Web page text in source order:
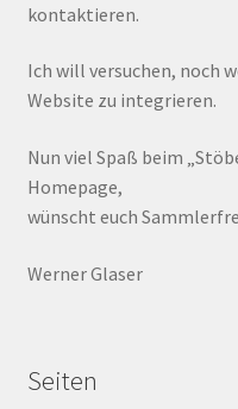
kontaktieren.
Ich will versuchen, noch
Website zu integrieren.
Nun viel Spaß beim
Homepage,
wünscht euch
Werner Glaser
Seiten